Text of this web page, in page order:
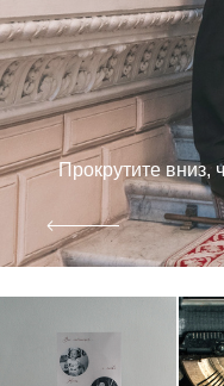
Прокрутите вниз,